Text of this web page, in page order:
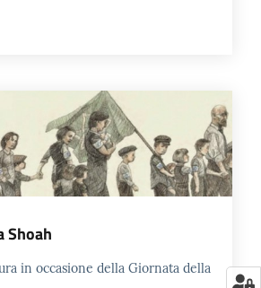
Shoah
in occasione della Giornata della